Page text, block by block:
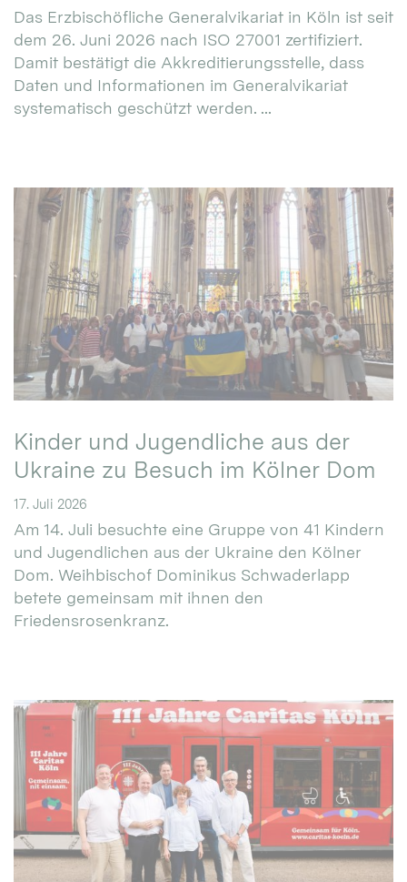
Das Erzbischöfliche Generalvikariat in Köln ist seit
dem 26. Juni 2026 nach ISO 27001 zertifiziert.
Damit bestätigt die Akkreditierungsstelle, dass
Daten und Informationen im Generalvikariat
systematisch geschützt werden. ...
Kinder und Jugendliche aus der
Ukraine zu Besuch im Kölner Dom
17. Juli 2026
Am 14. Juli besuchte eine Gruppe von 41 Kindern
und Jugendlichen aus der Ukraine den Kölner
Dom. Weihbischof Dominikus Schwaderlapp
betete gemeinsam mit ihnen den
Friedensrosenkranz.